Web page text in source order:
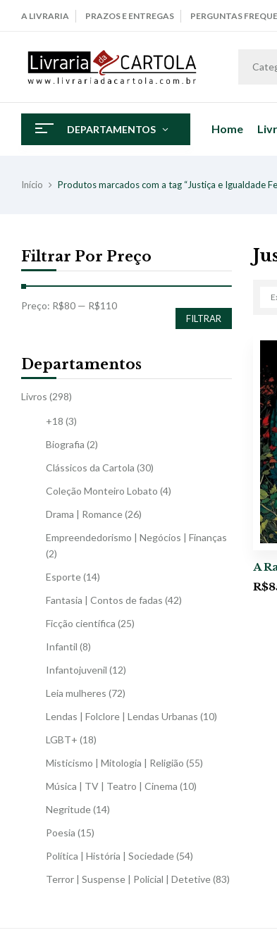
A LIVRARIA PRAZOS E ENTREGAS PERGUNTAS
DEPARTAMENTOS Home
Início Produtos marcados com a tag “Justiça e Igualdade
Filtrar Por Preço
FILTRAR
Preço: R$80 — R$110
Departamentos
Livros (298)
+18 (3)
Biografia (2)
Clássicos da Cartola (30)
Coleção Monteiro Lobato (4)
Drama | Romance(26)
Empreendedorismo | Negócios | Finanças
(2)
Esporte(14)
Fantasia | Contos de fadas (42)
Ficção científica (25)
Infantil (8)
Infantojuvenil (12)
Leia mulheres (72)
Lendas | Folclore | Lendas Urbanas (10)
LGBT+ (18)
Misticismo | Mitologia | Religião (55)
Música | TV | Teatro | Cinema (10)
Negritude(14)
Poesia (15)
Política | História | Sociedade(54)
Terror | Suspense | Policial | Detetive(83)
A
R$